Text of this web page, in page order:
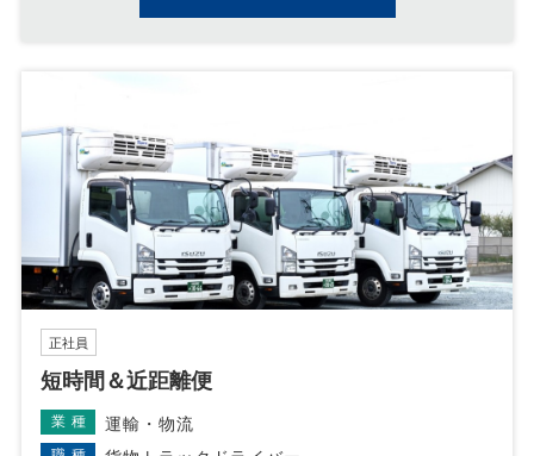
正社員
短時間＆近距離便
業種 運輸・物流